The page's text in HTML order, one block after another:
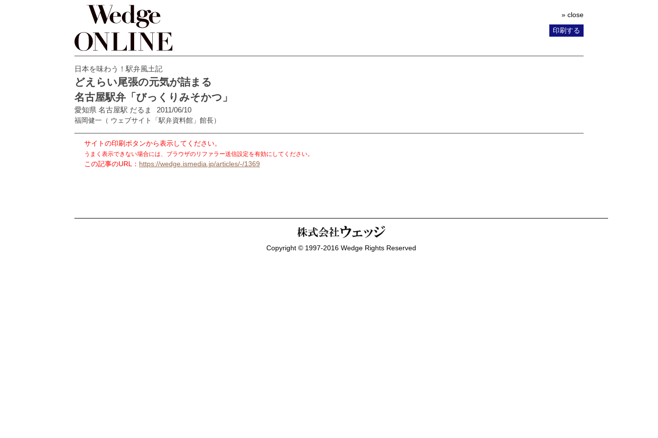
» close
印刷する
日本を味わう！駅弁風土記
どえらい尾張の元気が詰まる
名古屋駅弁「びっくりみそかつ」
愛知県 名古屋駅 だるま 2011/06/10
福岡健一 （ ウェブサイト「駅弁資料館」館長）
サイトの印刷ボタンから表示してください。
うまく表示できない場合には、ブラウザのリファラー送信設定を有効にしてください。
この記事のURL： https://wedge.ismedia.jp/articles/-/1369
Copyright © 1997-2016 Wedge Rights Reserved